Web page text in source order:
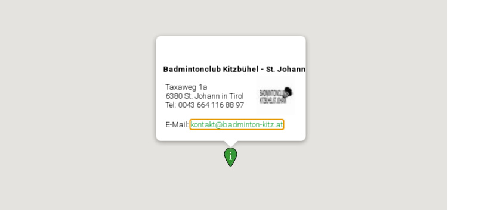
Badmintonclub Kitzbühel - St. Johann
Taxaweg 1a
6380 St. Johann in Tirol
Tel: 0043 664 116 88 97
E-Mail: kontakt@badminton-kitz.at